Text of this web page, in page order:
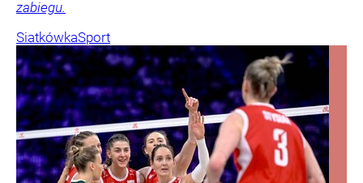
zabiegu.
SiatkówkaSport